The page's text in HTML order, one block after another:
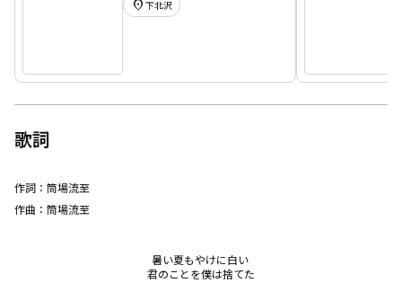
location_on 下北沢
歌詞
作詞： 筒場流至
作曲： 筒場流至
暑い夏もやけに白い
君のことを僕は捨てた